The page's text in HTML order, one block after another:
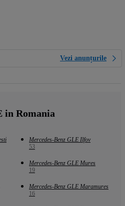
Vezi anunțurile
in Romania
Mercedes-Benz GLE Ilfov
53
Mercedes-Benz GLE Mures
19
Mercedes-Benz GLE Maramures
16